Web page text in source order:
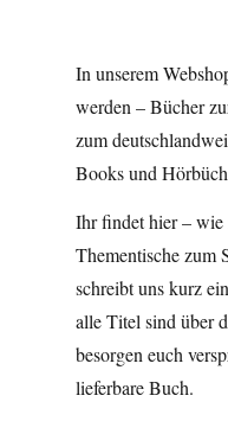
In unserem
werden – Bücher
zum
Books und
Ihr findet hier – wie
Thementische zum
schreibt uns kurz
alle Titel sind über
besorgen euch
lieferbare Buch.